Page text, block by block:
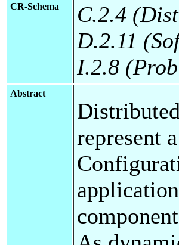
CR-Schema
C.2.4
D.2.11
I.2.8
Abstract
represent